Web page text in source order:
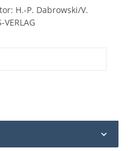
H.-P. Dabrowski/V.
VERLAG